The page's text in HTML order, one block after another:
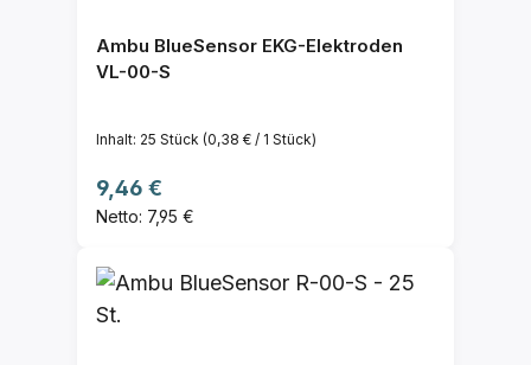
Ambu BlueSensor EKG-Elektroden
VL-00-S
Inhalt: 25 Stück (0,38 € / 1 Stück)
Regulärer Preis:
9,46 €
Netto: 7,95 €